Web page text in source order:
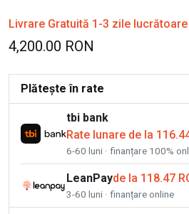
Livrare Gratuită 1-3 zile lucrătoare
4,200.00 RON
Plătește în rate
tbi bank
Rate lunare de la
6-60 luni · finanțare 100%
LeanPayde la 118.47
3-60 luni · finanțare online